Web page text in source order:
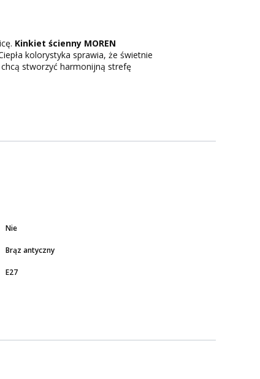
Kinkiet ścienny MOREN
kolorystyka sprawia, że świetnie
stworzyć harmonijną strefę
Nie
Brąz antyczny
E27